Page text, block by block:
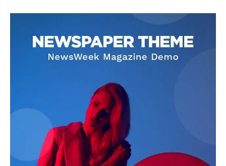
DOWNLOAD NOW
AIN NEWS 1
Contact Us
About Us
Privacy Policy
Terms of Use Agreement